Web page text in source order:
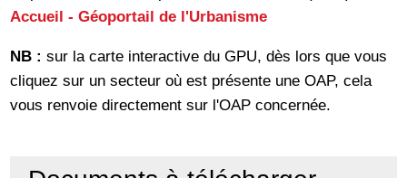
Accueil - Géoportail de l'Urbanisme
NB : sur la carte interactive du GPU, dès lors que vous
cliquez sur un secteur où est présente une OAP, cela
vous renvoie directement sur l'OAP concernée.